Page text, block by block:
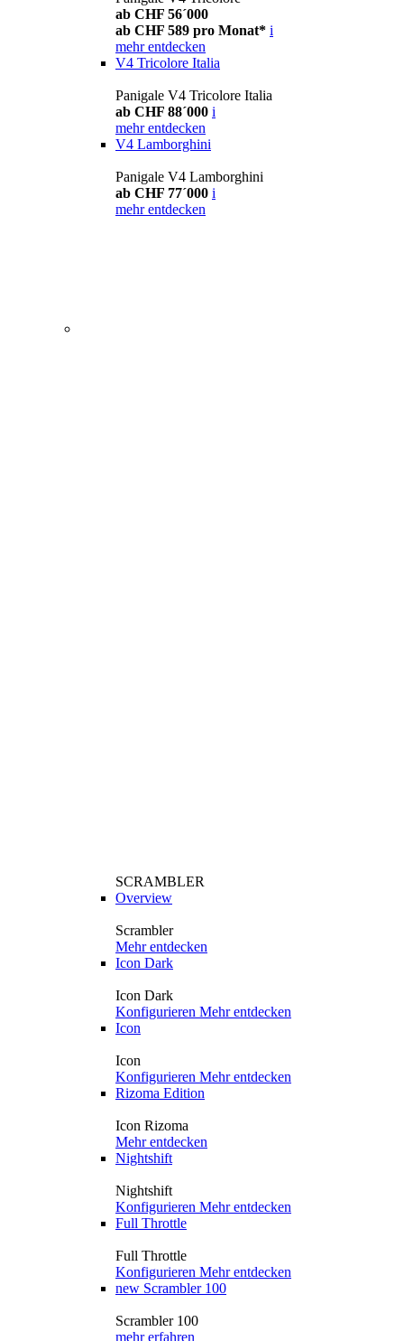
ab CHF 56´000
ab CHF 589 pro Monat* i
mehr entdecken
V4 Tricolore Italia
Panigale V4 Tricolore Italia
ab CHF 88´000 i
mehr entdecken
V4 Lamborghini
Panigale V4 Lamborghini
ab CHF 77´000 i
mehr entdecken
SCRAMBLER
Overview
Scrambler
Mehr entdecken
Icon Dark
Icon Dark
Konfigurieren Mehr entdecken
Icon
Icon
Konfigurieren Mehr entdecken
Rizoma Edition
Icon Rizoma
Mehr entdecken
Nightshift
Nightshift
Konfigurieren Mehr entdecken
Full Throttle
Full Throttle
Konfigurieren Mehr entdecken
new Scrambler 100
Scrambler 100
mehr erfahren